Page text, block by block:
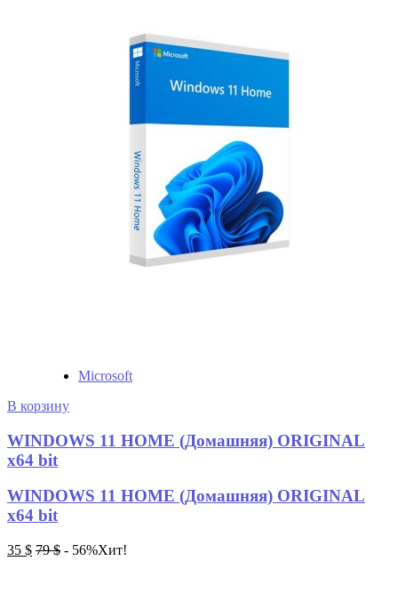
Microsoft
В корзину
WINDOWS 11 HOME (Домашняя) ORIGINAL
x64 bit
WINDOWS 11 HOME (Домашняя) ORIGINAL
x64 bit
35 $ 79$ - 56%Хит!